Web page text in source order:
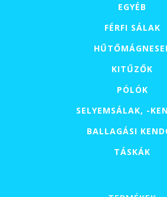
EGYÉB
FÉRFI SÁLAK
KITŰZŐK
PÓLÓK
SELYEMSÁLAK, -
BALLAGÁSI
TÁSKÁK